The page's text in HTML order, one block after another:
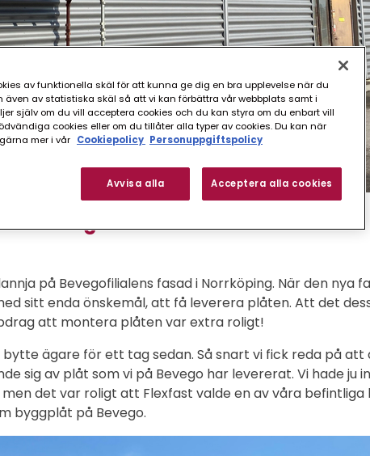
Bevegos fasad
på Bevegofilialens fasad i Norrköping. När den nya
sitt enda önskemål, att få leverera plåten. Att det
att montera plåten var extra roligt!
ägare för ett tag sedan. Så snart vi fick reda på
sig av plåt som vi på Bevego har levererat. Vi hade ju
det var roligt att Flexfast valde en av våra befintliga
byggplåt på Bevego.
av funktionella skäl för att kunna ge dig en bra upplevelse när du
även av statistiska skäl så att vi kan förbättra vår webbplats samt i
själv om du vill acceptera cookies och du kan styra om du enbart vill
cookies eller om du tillåter alla typer av cookies. Du kan när
mer i vår Cookiepolicy Personuppgiftspolicy
Avvisa alla Acceptera alla cookies